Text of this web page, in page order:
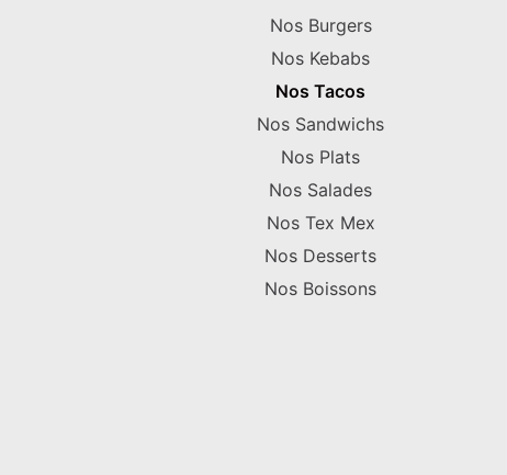
Nos Burgers
Nos Kebabs
Nos Tacos
Nos Sandwichs
Nos Plats
Nos Salades
Nos Tex Mex
Nos Desserts
Nos Boissons